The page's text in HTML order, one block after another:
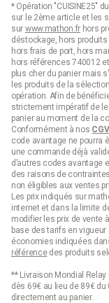
* Opération "CUISINE25"
sur le 2ème article et les
sur www.mathon.frhors
déstockage, hors
hors frais de port, hors
hors références 740012
plus cher du panier mais
les produits de la
opération. Afin de
strictement impératif de
panier au moment de la
Conformément à nos CGV
code avantage ne pourra
une commande déjà
d’autres codes avantage
des raisons de
non éligibles aux ventes
Les prix indiqués sur
internet et dans la limite
modifier les prix de vente
base des tarifs en
économies indiquées
référencedes produits
** Livraison Mondial
dès 69€ au lieu de 89€
directement au panier.